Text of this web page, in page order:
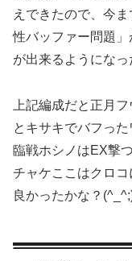
えできたので、今
性バッファー問題
が出来るようにな
上記編成だと正月
とキサキでバフっ
臨戦ホシノはEX撃
チャケここはクロ
良かったかな？